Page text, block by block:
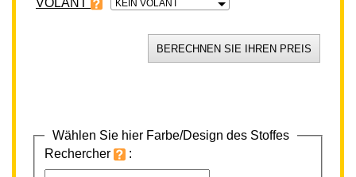
VOLANT KEIN VOLANT
Wählen Sie hier Farbe/Design des Stoffes
Rechercher
: